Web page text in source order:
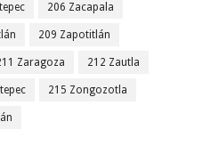
206 Zacapala
209 Zapotitlán
Zaragoza 212 Zautla
215 Zongozotla